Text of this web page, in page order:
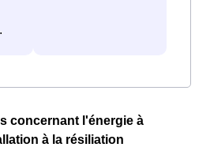
.
concernant l'énergie à
à la résiliation